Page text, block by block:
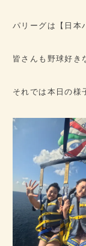
パリーグは【日本
皆さんも野球好き
それでは本日の様